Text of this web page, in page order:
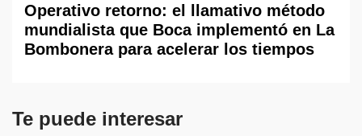
Operativo retorno: el llamativo método
mundialista que Boca implementó en La
Bombonera para acelerar los tiempos
Te puede interesar